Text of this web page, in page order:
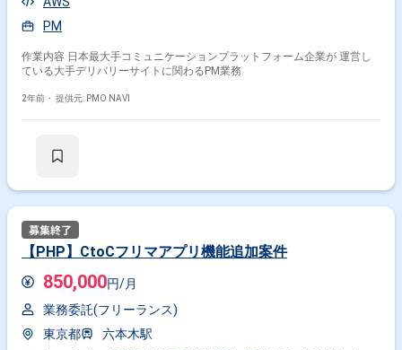
PM
作業内容 日本最大手コミュニケーションプラットフォーム企業が 運営し
ている大手デリバリーサイトに関わるPM業務
2年前・ 提供元: PMO NAVI
【PHP】CtoCフリマアプリ機能追加案件
850,000円/月
業務委託(フリーランス)
東京都
六本木駅